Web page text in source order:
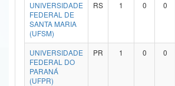
Gabinete de Segurança Institucional
Advocacia-Geral da União
Banco Central do Brasil
UNIVERSIDADE
FEDERAL DE
SANTA MARIA
(UFSM)
RS 1 0 0
UNIVERSIDADE
FEDERAL DO
PARANÁ
(UFPR)
PR 1 0 0